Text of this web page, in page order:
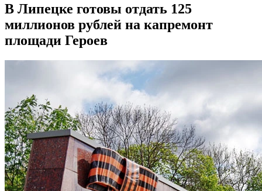
В Липецке готовы отдать 125
миллионов рублей на капремонт
площади Героев